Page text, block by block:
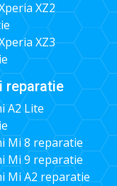
XZ2
XZ3
reparatie
A2 Lite
Mi 8 reparatie
Mi 9 reparatie
Mi A2 reparatie